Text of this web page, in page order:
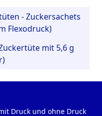
- Zuckersachets
Flexodruck)
mit 5,6 g
Druck und ohne Druck